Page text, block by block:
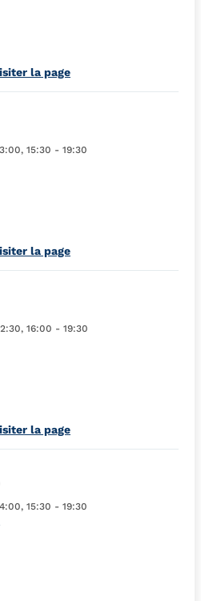
in New Tab
la page
, 15:30 - 19:30
in New Tab
la page
, 16:00 - 19:30
in New Tab
la page
, 15:30 - 19:30